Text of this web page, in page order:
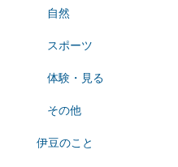
自然
スポーツ
体験・見る
その他
伊豆のこと